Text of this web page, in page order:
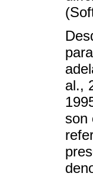
al.,
son